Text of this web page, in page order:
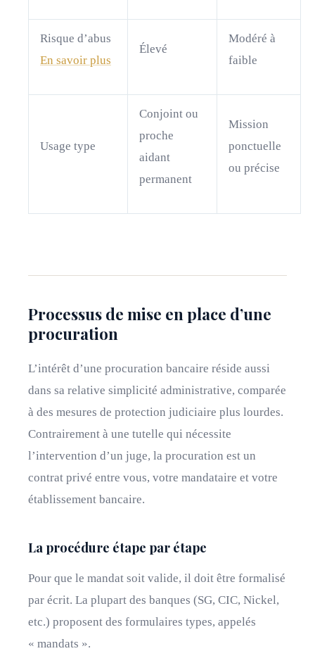
Risque d’abus
En savoir plus
Élevé
Modéré à
faible
Usage type
Conjoint ou
proche
aidant
permanent
Mission
ponctuelle
ou précise
Processus de mise en place d’une
procuration
L’intérêt d’une procuration bancaire réside aussi
dans sa relative simplicité administrative, comparée
à des mesures de protection judiciaire plus lourdes.
Contrairement à une tutelle qui nécessite
l’intervention d’un juge, la procuration est un
contrat privé entre vous, votre mandataire et votre
établissement bancaire.
La procédure étape par étape
Pour que le mandat soit valide, il doit être formalisé
par écrit. La plupart des banques (SG, CIC, Nickel,
etc.) proposent des formulaires types, appelés
« mandats ».